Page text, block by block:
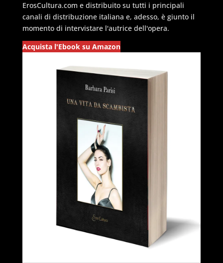
ErosCultura.com e distribuito su tutti i principali
canali di distribuzione italiana e, adesso, è giunto il
momento di intervistare l'autrice dell'opera.
Acquista l'Ebook su Amazon